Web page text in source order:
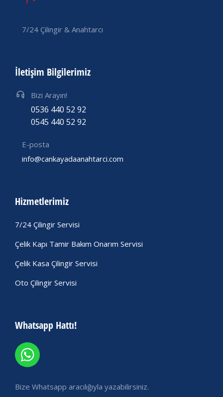
7/24 Çilingir & Anahtarcı
İletişim Bilgilerimiz
Bizi Arayın!
0536 440 52 92
0545 440 52 92
E-posta
info@cankayadaanahtarci.com
Hizmetlerimiz
7/24 Çilingir Servisi
Çelik Kapı Tamir Bakım Onarım Servisi
Çelik Kasa Çilingir Servisi
Oto Çilingir Servisi
Whatsapp Hattı!
Bize Whatsapp aracılığıyla yazabilirsiniz.